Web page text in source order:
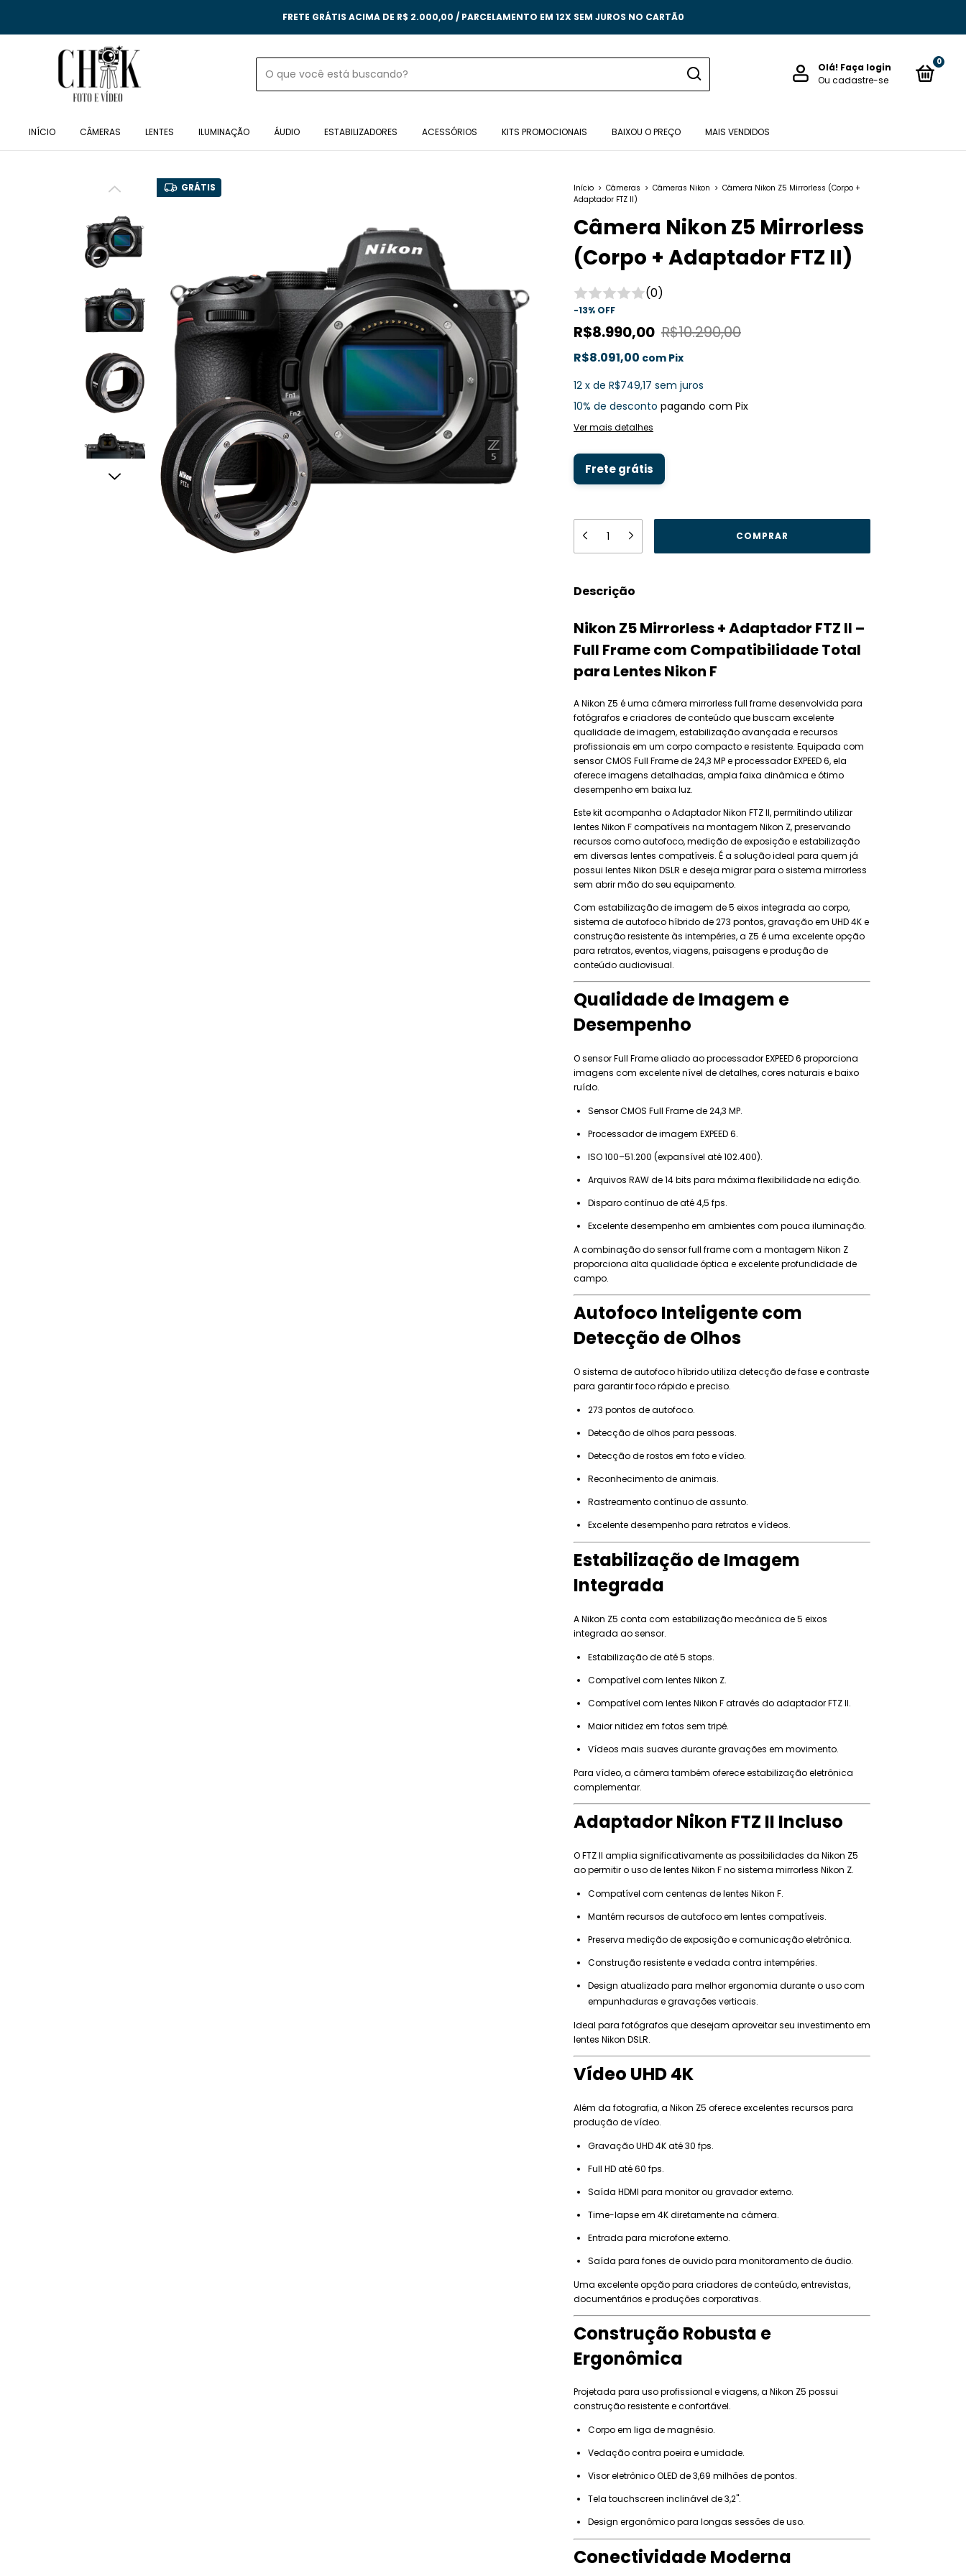
FRETE GRÁTIS ACIMA DE R$ 2.000,00 / PARCELAMENTO EM 12X SEM JUROS NO CARTÃ0
Olá! Faça login
Ou cadastre-se
0
INÍCIO CÂMERAS LENTES ILUMINAÇÃO ÁUDIO ESTABILIZADORES ACESSÓRIOS KITS PROMOCIONAIS BAIXOU O PREÇO MAIS VENDIDOS
GRÁTIS Início > Câmeras > Câmeras Nikon > Câmera Nikon Z5 Mirrorless (Corpo +
Adaptador FTZ II)
Câmera Nikon Z5 Mirrorless
(Corpo + Adaptador FTZ II)
(0)
-13% OFF
R$8.990,00 R$10.290,00
R$8.091,00 com Pix
12 x de R$749,17 sem juros
10% de desconto pagando com Pix
Ver mais detalhes
Frete grátis
Descrição
Nikon Z5 Mirrorless + Adaptador FTZ II –
Full Frame com Compatibilidade Total
para Lentes Nikon F
A Nikon Z5 é uma câmera mirrorless full frame desenvolvida para
fotógrafos e criadores de conteúdo que buscam excelente
qualidade de imagem, estabilização avançada e recursos
profissionais em um corpo compacto e resistente. Equipada com
sensor CMOS Full Frame de 24,3 MP e processador EXPEED 6, ela
oferece imagens detalhadas, ampla faixa dinâmica e ótimo
desempenho em baixa luz.
Este kit acompanha o Adaptador Nikon FTZ II, permitindo utilizar
lentes Nikon F compatíveis na montagem Nikon Z, preservando
recursos como autofoco, medição de exposição e estabilização
em diversas lentes compatíveis. É a solução ideal para quem já
possui lentes Nikon DSLR e deseja migrar para o sistema mirrorless
sem abrir mão do seu equipamento.
Com estabilização de imagem de 5 eixos integrada ao corpo,
sistema de autofoco híbrido de 273 pontos, gravação em UHD 4K e
construção resistente às intempéries, a Z5 é uma excelente opção
para retratos, eventos, viagens, paisagens e produção de
conteúdo audiovisual.
Qualidade de Imagem e
Desempenho
O sensor Full Frame aliado ao processador EXPEED 6 proporciona
imagens com excelente nível de detalhes, cores naturais e baixo
ruído.
Sensor CMOS Full Frame de 24,3 MP.
Processador de imagem EXPEED 6.
ISO 100–51.200 (expansível até 102.400).
Arquivos RAW de 14 bits para máxima flexibilidade na edição.
Disparo contínuo de até 4,5 fps.
Excelente desempenho em ambientes com pouca iluminação.
A combinação do sensor full frame com a montagem Nikon Z
proporciona alta qualidade óptica e excelente profundidade de
campo.
Autofoco Inteligente com
Detecção de Olhos
O sistema de autofoco híbrido utiliza detecção de fase e contraste
para garantir foco rápido e preciso.
273 pontos de autofoco.
Detecção de olhos para pessoas.
Detecção de rostos em foto e vídeo.
Reconhecimento de animais.
Rastreamento contínuo de assunto.
Excelente desempenho para retratos e vídeos.
Estabilização de Imagem
Integrada
A Nikon Z5 conta com estabilização mecânica de 5 eixos
integrada ao sensor.
Estabilização de até 5 stops.
Compatível com lentes Nikon Z.
Compatível com lentes Nikon F através do adaptador FTZ II.
Maior nitidez em fotos sem tripé.
Vídeos mais suaves durante gravações em movimento.
Para vídeo, a câmera também oferece estabilização eletrônica
complementar.
Adaptador Nikon FTZ II Incluso
O FTZ II amplia significativamente as possibilidades da Nikon Z5
ao permitir o uso de lentes Nikon F no sistema mirrorless Nikon Z.
Compatível com centenas de lentes Nikon F.
Mantém recursos de autofoco em lentes compatíveis.
Preserva medição de exposição e comunicação eletrônica.
Construção resistente e vedada contra intempéries.
Design atualizado para melhor ergonomia durante o uso com
empunhaduras e gravações verticais.
Ideal para fotógrafos que desejam aproveitar seu investimento em
lentes Nikon DSLR.
Vídeo UHD 4K
Além da fotografia, a Nikon Z5 oferece excelentes recursos para
produção de vídeo.
Gravação UHD 4K até 30 fps.
Full HD até 60 fps.
Saída HDMI para monitor ou gravador externo.
Time-lapse em 4K diretamente na câmera.
Entrada para microfone externo.
Saída para fones de ouvido para monitoramento de áudio.
Uma excelente opção para criadores de conteúdo, entrevistas,
documentários e produções corporativas.
Construção Robusta e
Ergonômica
Projetada para uso profissional e viagens, a Nikon Z5 possui
construção resistente e confortável.
Corpo em liga de magnésio.
Vedação contra poeira e umidade.
Visor eletrônico OLED de 3,69 milhões de pontos.
Tela touchscreen inclinável de 3,2".
Design ergonômico para longas sessões de uso.
Conectividade Moderna